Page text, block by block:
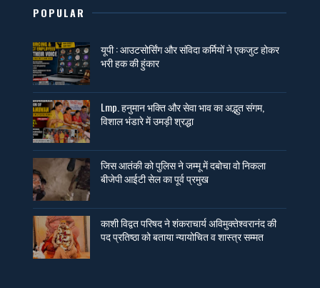
POPULAR
यूपी : आउटसोर्सिंग और संविदा कर्मियों ने एकजुट होकर
भरी हक की हुंकार
Lmp. हनुमान भक्ति और सेवा भाव का अद्भुत संगम,
विशाल भंडारे में उमड़ी श्रद्धा
जिस आतंकी को पुलिस ने जम्मू में दबोचा वो निकला
बीजेपी आईटी सेल का पूर्व प्रमुख
काशी विद्वत परिषद ने शंकराचार्य अविमुक्तेश्वरानंद की
पद प्रतिष्ठा को बताया न्यायोचित व शास्त्र सम्मत